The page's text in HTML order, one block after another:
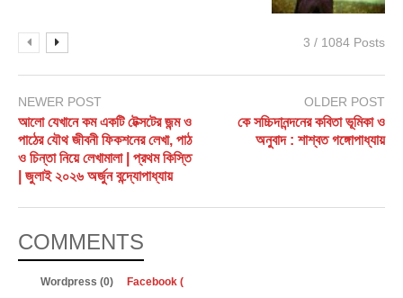
3 / 1084 Posts
NEWER POST
আলো যেখানে কম একটি টেক্সটের জন্ম ও
পাঠের যৌথ জীবনী ফিকশনের লেখা, পাঠ
ও চিন্তা নিয়ে লেখামালা | প্রথম কিস্তি
| জুলাই ২০২৬ অর্জুন বন্দ্যোপাধ্যায়
OLDER POST
কে সচ্চিদানন্দনের কবিতা ভূমিকা ও
অনুবাদ : শাশ্বত গঙ্গোপাধ্যায়
COMMENTS
Wordpress (0) Facebook (